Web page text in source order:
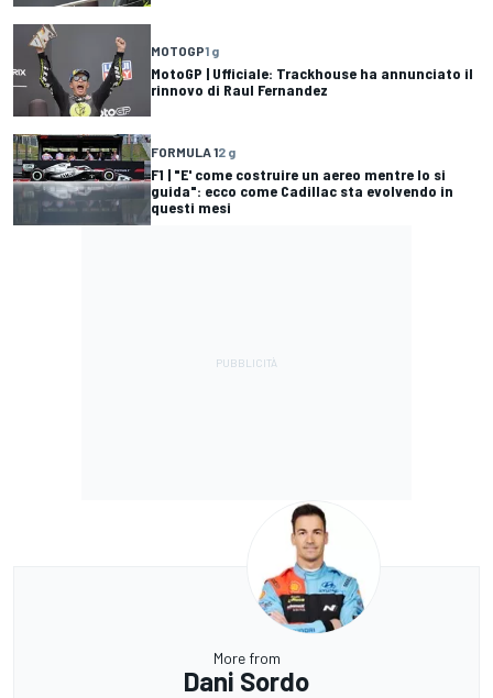
MOTOGP1 g
MotoGP | Ufficiale: Trackhouse ha annunciato il
rinnovo di Raul Fernandez
FORMULA 12 g
F1 | "E' come costruire un aereo mentre lo si
guida": ecco come Cadillac sta evolvendo in
questi mesi
More from
Dani Sordo